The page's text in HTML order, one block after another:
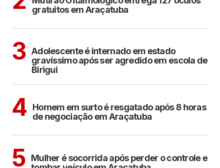
gratuitos em Araçatuba
3 Adolescente é internado em estado
gravíssimo após ser agredido em escola de
Birigui
4
Homem em surto é resgatado após 8 horas
de negociação em Araçatuba
5 Mulher é socorrida após perder o controle e